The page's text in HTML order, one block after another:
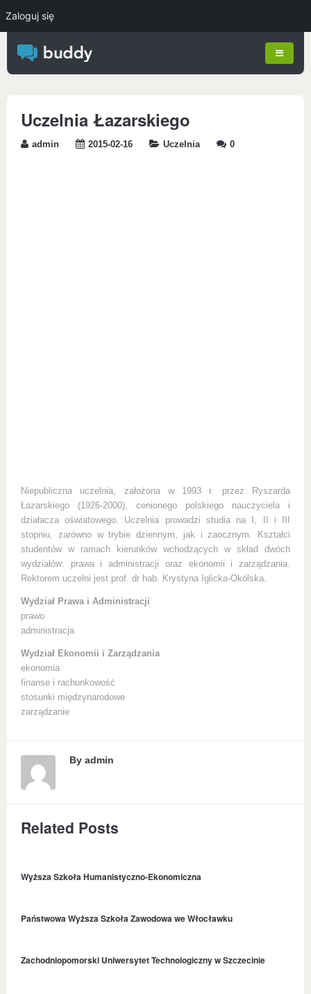
Uczelnia Łazarskiego
admin 2015-02-16 Uczelnia 0
Niepubliczna uczelnia, założona w 1993 r. przez Ryszarda
Łazarskiego (1926-2000), cenionego polskiego nauczyciela i
działacza oświatowego. Uczelnia prowadzi studia na I, II i III
stopniu, zarówno w trybie dziennym, jak i zaocznym. Kształci
studentów w ramach kierunków wchodzących w skład dwóch
wydziałów: prawa i administracji oraz ekonomii i zarządzania.
Rektorem uczelni jest prof. dr hab. Krystyna Iglicka-Okólska.
Wydział Prawa i Administracji
prawo
administracja
Wydział Ekonomii i Zarządzania
ekonomia
finanse i rachunkowość
stosunki międzynarodowe
zarządzanie
By admin
Related Posts
Wyższa Szkoła Humanistyczno-Ekonomiczna
Państwowa Wyższa Szkoła Zawodowa we Włocławku
Zachodniopomorski Uniwersytet Technologiczny w Szczecinie
Zaloguj się